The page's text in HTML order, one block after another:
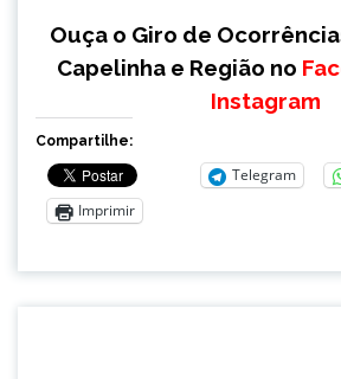
Ouça o Giro de
Capelinha e Região no
Instagram
Compartilhe:
Telegram
Imprimir